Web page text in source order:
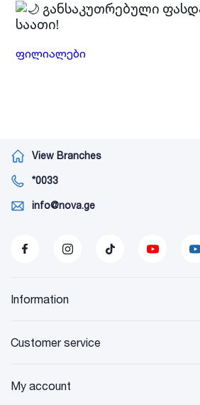
განსაკუთრებული
საათი!
ფილიალები
View Branches
*0033
info@nova.ge
Information
Customer service
My account